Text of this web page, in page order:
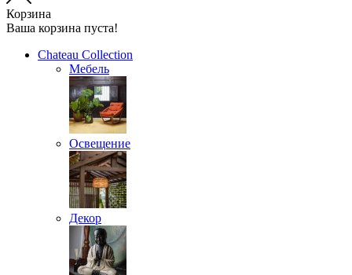
Корзина
Ваша корзина пуста!
Chateau Collection
Мебель
Освещение
Декор